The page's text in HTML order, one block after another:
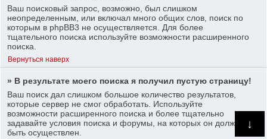
↓
Ваш поисковый запрос, возможно, был слишком
неопределенным, или включал много общих слов, поиск по
которым в phpBB3 не осуществляется. Для более
тщательного поиска используйте возможности расширенного
поиска.
Вернуться наверх
» В результате моего поиска я получил пустую страницу!
Ваш поиск дал слишком большое количество результатов,
которые сервер не смог обработать. Используйте
возможности расширенного поиска и более тщательно
задавайте условия поиска и форумы, на которых он должен
быть осуществлен.